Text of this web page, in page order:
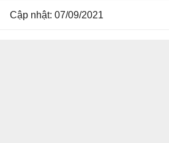
Cập nhật: 07/09/2021